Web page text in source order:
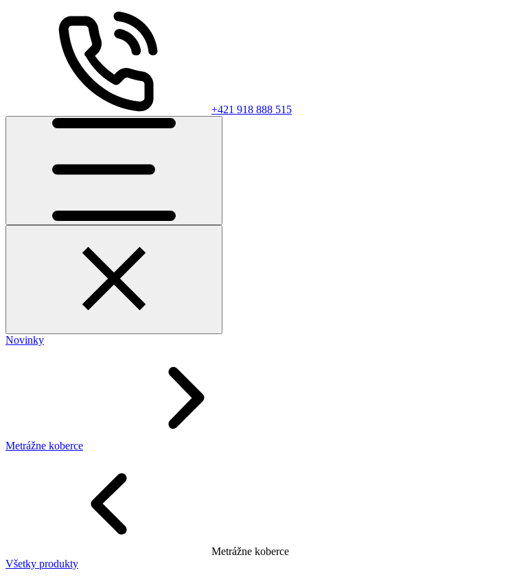
+421 918 888 515
Novinky
Metrážne koberce
Metrážne koberce
Všetky produkty